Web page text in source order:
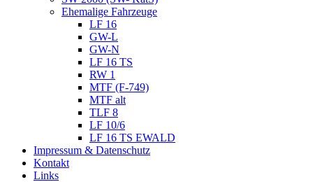
Ehemalige Fahrzeuge
LF 16
GW-L
GW-N
LF 16 TS
RW 1
MTF (F-749)
MTF alt
TLF 8
LF 10/6
LF 16 TS EWALD
Impressum & Datenschutz
Kontakt
Links